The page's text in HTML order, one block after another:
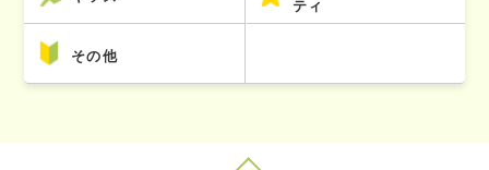
ティ
その他